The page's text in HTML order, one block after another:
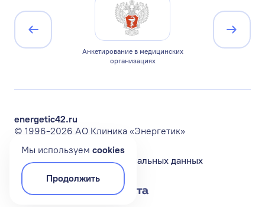
Мы используем сookies
Продолжить
Анкетирование в медицинских
организациях
energetic42.ru
© 1996-2026 АО Клиника «Энергетик»
Политика обработки персональных данных
Разработка сайта —